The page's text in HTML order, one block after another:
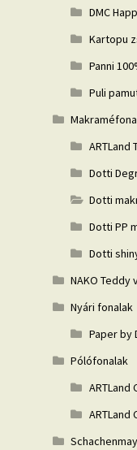
DMC
Kartopu
Panni
Puli
ARTLand
Dotti
Dotti
Dotti PP
Dotti
NAKO Teddy
Nyári fonalak
Paper by
Pólófonalak
ARTLand
ARTLand